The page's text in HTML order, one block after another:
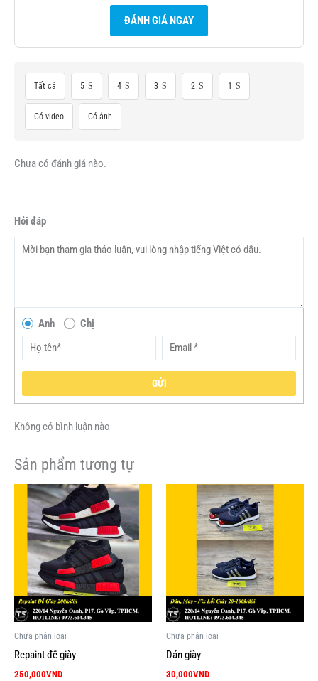
ĐÁNH GIÁ NGAY
Tất cả 5 4 3 2 1
Có video Có ảnh
Chưa có đánh giá nào.
Hỏi đáp
Anh Chị
GỬI
Không có bình luận nào
Sản phẩm tương tự
Chưa phân loại
Repaint đế giày
250,000VND
Chưa phân loại
Dán giày
30,000VND